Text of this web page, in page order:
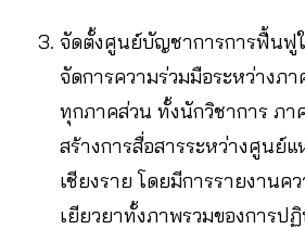
จัดตั้งศูนย์บัญชาการการฟื้นฟู
จัดการความร่วมมือระหว่างภา
ทุกภาคส่วน ทั้งนักวิชาการ ภา
สร้างการสื่อสารระหว่างศูนย์
เชียงราย โดยมีการรายงาน
เยียวยาทั้งภาพรวมของการป